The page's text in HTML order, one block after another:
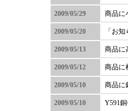
2009/05/29 商品に
2009/05/20 「お
2009/05/13 商品に
2009/05/12 商品に
2009/05/10 商品に
2009/05/10 Y591